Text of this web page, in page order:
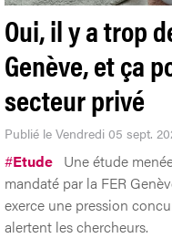
Oui, il y a trop
Genève, et ça
secteur privé
Publié le Vendredi 05 sept.
#Etude Une étude
mandaté par la FER
exerce une pression
alertent les chercheurs.